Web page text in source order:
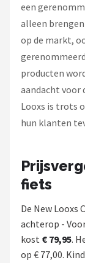
een
alleen
op de markt,
producten
aandacht voor
Looxs is trots
hun klanten
fiets
De New Looxs
achterop -
kost € 79,95.
op € 77,00.